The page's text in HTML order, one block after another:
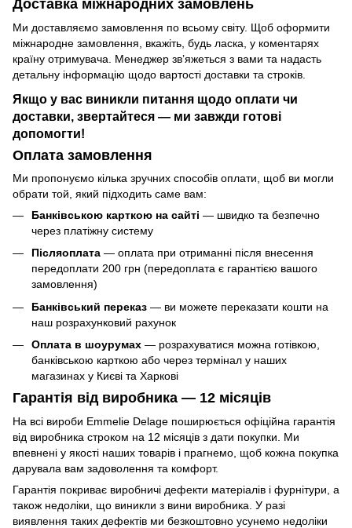
Доставка міжнародних замовлень
Ми доставляємо замовлення по всьому світу. Щоб оформити
міжнародне замовлення, вкажіть, будь ласка, у коментарях
країну отримувача. Менеджер зв’яжеться з вами та надасть
детальну інформацію щодо вартості доставки та строків.
Якщо у вас виникли питання щодо оплати чи
доставки, звертайтеся — ми завжди готові
допомогти!
Оплата замовлення
Ми пропонуємо кілька зручних способів оплати, щоб ви могли
обрати той, який підходить саме вам:
Банківською карткою на сайті — швидко та безпечно
через платіжну систему
Післяоплата — оплата при отриманні після внесення
передоплати 200 грн (передоплата є гарантією вашого
замовлення)
Банківський переказ — ви можете переказати кошти на
наш розрахунковий рахунок
Оплата в шоурумах — розрахуватися можна готівкою,
банківською карткою або через термінал у наших
магазинах у Києві та Харкові
Гарантія від виробника — 12 місяців
На всі вироби Emmelie Delage поширюється офіційна гарантія
від виробника строком на 12 місяців з дати покупки. Ми
впевнені у якості наших товарів і прагнемо, щоб кожна покупка
дарувала вам задоволення та комфорт.
Гарантія покриває виробничі дефекти матеріалів і фурнітури, а
також недоліки, що виникли з вини виробника. У разі
виявлення таких дефектів ми безкоштовно усунемо недоліки